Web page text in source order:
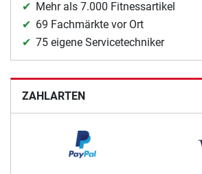
Mehr als 7.000 Fitnessartikel
69 Fachmärkte vor Ort
75 eigene Servicetechniker
ZAHLARTEN